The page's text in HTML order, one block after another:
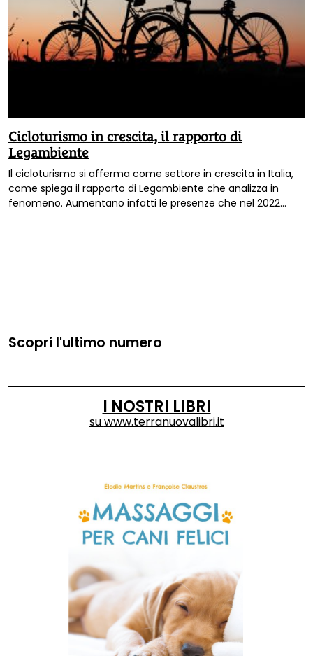
Cicloturismo in crescita, il rapporto di
Legambiente
Il cicloturismo si afferma come settore in crescita in Italia,
come spiega il rapporto di Legambiente che analizza in
fenomeno. Aumentano infatti le presenze che nel 2022
Scopri l'ultimo numero
I NOSTRI LIBRI
suwww.terranuovalibri.it